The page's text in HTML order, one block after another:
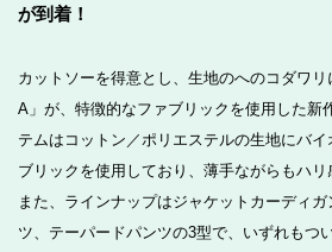
が到着！
カットソーを得意とし、生地のへのコダワ
A」が、特徴的なファブリックを使用した新
テムはコットン／ポリエステルの生地にバ
ブリックを使用しており、薄手ながらもハリ
また、ラインナップはジャケットカーディ
ツ、テーパードパンツの3型で、いずれもつ